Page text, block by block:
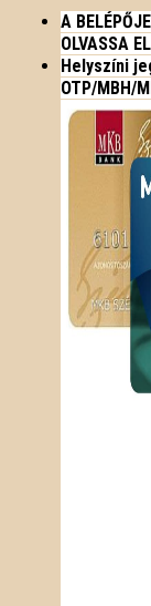
A
OLVASSA
Helyszíni
OTP/MBH/